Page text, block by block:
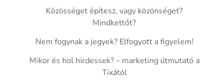
Közösséget építesz, vagy közönséget?
Mindkettőt?
Nem fogynak a jegyek? Elfogyott a figyelem!
Mikor és hol hirdessek? – marketing útmutató a
Tixától